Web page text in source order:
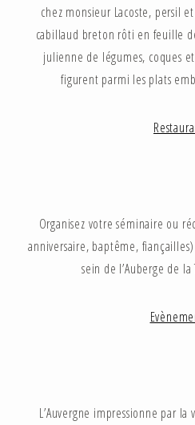
chez monsieur Lacoste, persil
cabillaud breton rôti en feuille
julienne de légumes, coques
figurent parmi les plats
Organisez votre séminaire ou
anniversaire, baptême,
sein de l’Auberge de
L’Auvergne impressionne par